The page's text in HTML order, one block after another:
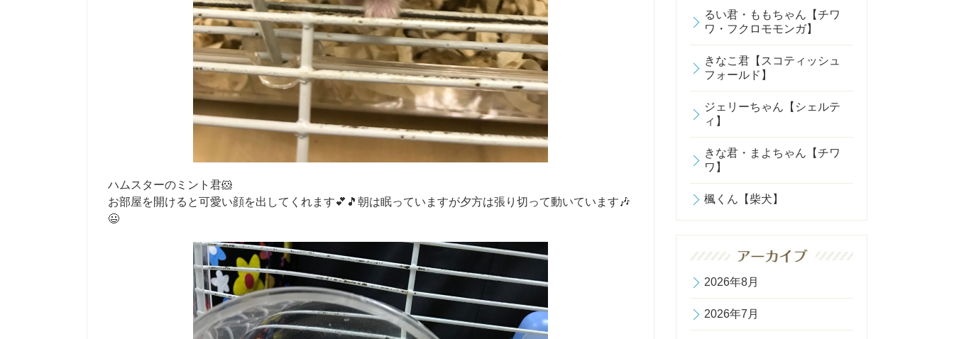
ハムスターのミント君🐹
お部屋を開けると可愛い顔を出してくれます💕🎵朝は眠っていますが夕方は張り切って動いています🎶
😃
るい君・ももちゃん【チワ
ワ・フクロモモンガ】
きなこ君【スコティッシュ
フォールド】
ジェリーちゃん【シェルテ
ィ】
きな君・まよちゃん【チワ
ワ】
楓くん【柴犬】
2026年8月
2026年7月